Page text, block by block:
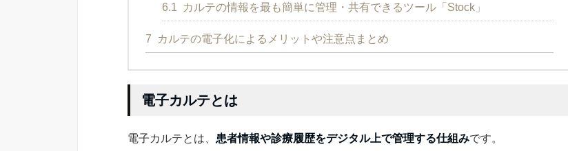
6.1 カルテの情報を最も簡単に管理・共有できるツール「Stock」
7 カルテの電子化によるメリットや注意点まとめ
電子カルテとは
電子カルテとは、 患者情報や診療履歴をデジタル上で管理する仕組みです。